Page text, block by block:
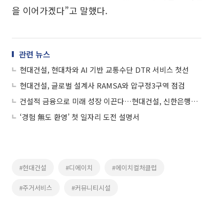
을 이어가겠다”고 말했다.
관련 뉴스
현대건설, 현대차와 AI 기반 교통수단 DTR 서비스 첫선
현대건설, 글로벌 설계사 RAMSA와 압구정3구역 점검
건설적 금융으로 미래 성장 이끈다…현대건설, 신한은행과 생산적 금융 MOU
‘경험 無도 환영’ 첫 일자리 도전 설명서
#현대건설 #디에이치 #에이치컬처클럽
#주거서비스 #커뮤니티시설